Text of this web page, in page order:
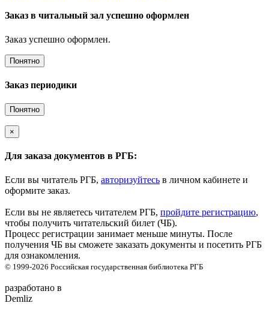
Заказ в читальный зал успешно оформлен
Заказ успешно оформлен.
Понятно
Заказ периодики
Понятно
×
Для заказа документов в РГБ:
Если вы читатель РГБ, авторизуйтесь в личном кабинете и
оформите заказ.
Если вы не являетесь читателем РГБ, пройдите регистрацию,
чтобы получить читательский билет (ЧБ).
Процесс регистрации занимает меньше минуты. После
получения ЧБ вы сможете заказать документы и посетить РГБ
для ознакомления.
© 1999-2026 Российская государственная библиотека РГБ
разработано в
Demliz